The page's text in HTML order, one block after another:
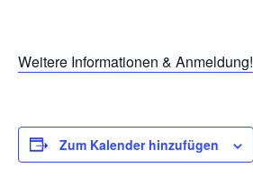
Weitere Informationen & Anmeldung!
Zum Kalender hinzufügen